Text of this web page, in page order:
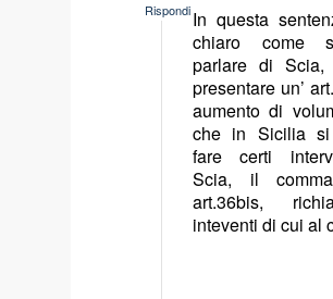
In questa
chiaro come
parlare di
presentare un’
aumento di
che in Sicilia si
fare certi
Scia, il
art.36bis,
inteventi di cui al
Rispondi